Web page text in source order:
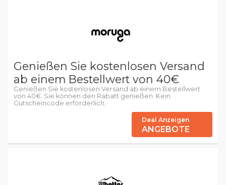
Genießen Sie kostenlosen Versand
ab einem Bestellwert von 40€
Genießen Sie kostenlosen Versand ab einem Bestellwert
von 40€. Sie können den Rabatt genießen. Kein
Gutscheincode erforderlich.
Deal Anzeigen
ANGEBOTE